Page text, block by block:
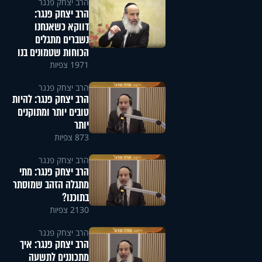
הרב יצחק פנגר
הרב יצחק פנגר:
דווקא כשאנחנו
נשברים מתגלים
הכוחות שטמונים בנו
1971 צפיות
הרב יצחק פנגר
הרב יצחק פנגר: להיות
טובים יותר ומתוקנים
יותר
873 צפיות
הרב יצחק פנגר
הרב יצחק פנגר: מתי
מתגלה הזהב שמוסתר
בתוכנו?
2130 צפיות
הרב יצחק פנגר
הרב יצחק פנגר: איך
מתכוננים לתשעה